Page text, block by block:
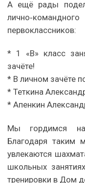
А ещё рады
первоклассников:
* 1 «В» класс
зачёте!
* В личном зачёте
* Теткина
* Апенкин
Мы гордимся
Благодаря таким
увлекаются
школьных
тренировки в Дом